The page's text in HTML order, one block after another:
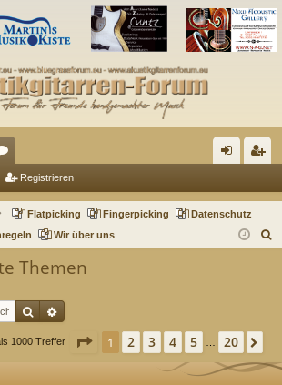
m ist
rie
Registrieren
Flatpicking Fingerpicking
Datenschutz
Wir über uns
Themen
Suche
1000 Treffer Seite1 von 20
1 2 3 4 5 20